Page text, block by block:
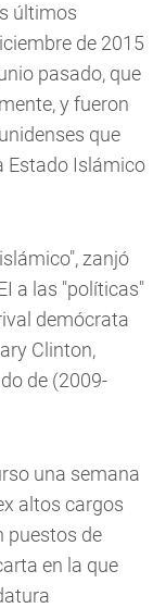
últimos
de 2015
pasado, que
y fueron
que
Estado Islámico
zanjó
a las "políticas"
demócrata
Clinton,
de (2009-
una semana
altos cargos
puestos de
en la que